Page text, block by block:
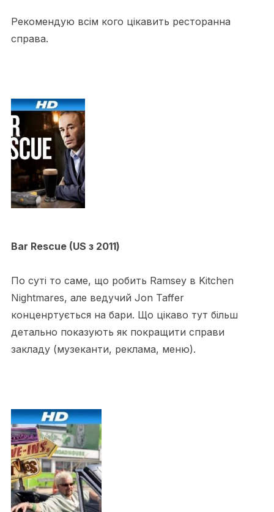
Рекомендую всім кого цікавить ресторанна
справа.
Bar Rescue (US з 2011)
По суті то саме, що робить Ramsey в Kitchen
Nightmares, але ведучий Jon Taffer
конценртується на бари. Що цікаво тут більш
детально показують як покращити справи
закладу (музеканти, реклама, меню).